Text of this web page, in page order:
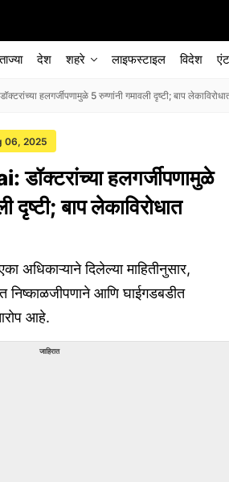
ताज्या देश शहरे लाइफस्टाइल विदेश
हलगर्जीपणामुळे 5 रुग्णांनी गमावली दृष्टी; बाप
06, 2025
हलगर्जीपणामुळे
दृष्टी; बाप लेकाविरोधात
अधिकाऱ्याने दिलेल्या माहितीनुसार,
निष्काळजीपणाने आणि घाईगडबडीत
आहे.
जाहिरात